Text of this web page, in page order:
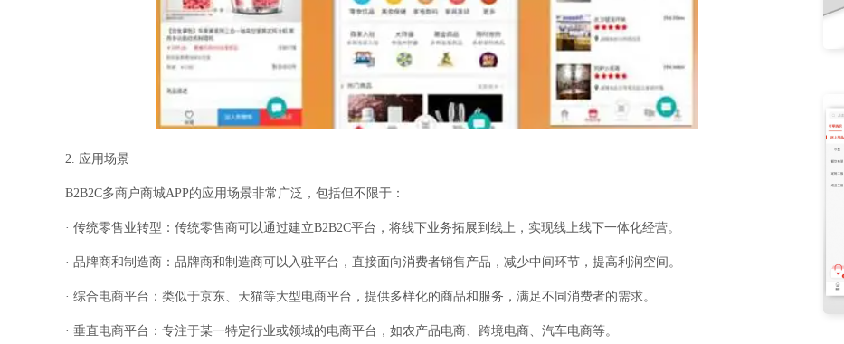
2. 应用场景
B2B2C多商户商城APP的应用场景非常广泛，包括但不限于：
· 传统零售业转型：传统零售商可以通过建立B2B2C平台，将线下业务拓展到线上，实现线上线下一体化经营。
· 品牌商和制造商：品牌商和制造商可以入驻平台，直接面向消费者销售产品，减少中间环节，提高利润空间。
· 综合电商平台：类似于京东、天猫等大型电商平台，提供多样化的商品和服务，满足不同消费者的需求。
· 垂直电商平台：专注于某一特定行业或领域的电商平台，如农产品电商、跨境电商、汽车电商等。